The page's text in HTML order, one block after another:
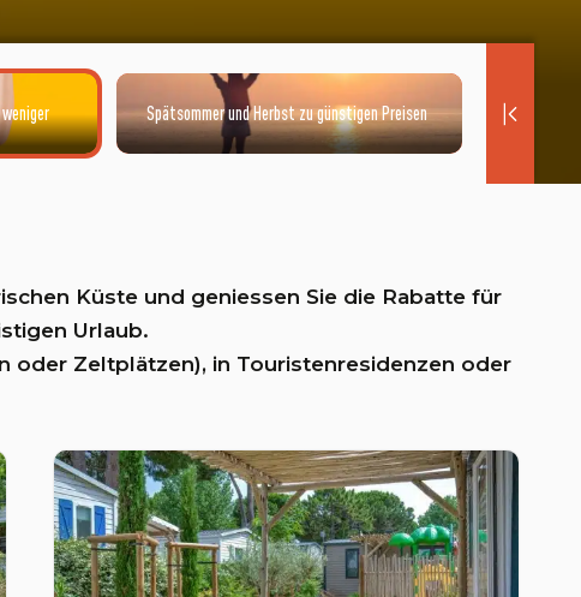
Spätsommer und Herbst zu günstigen Preisen
Küste und geniessen Sie die Rabatte für
Urlaub.
oder Zeltplätzen), in Touristenresidenzen oder